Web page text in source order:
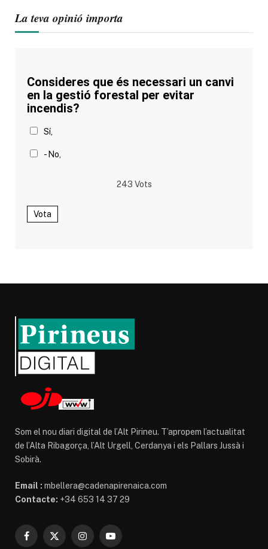
La teva opinió importa
Consideres que és necessari un canvi
en la gestió forestal per evitar
incendis?
Sí,
- No,
243 Vots
Vota
Som el nou diari digital de l’Alt Pirineu. T’apropem l’actualitat
de l’Alta Ribagorça, l’Alt Urgell, Cerdanya i els Pallars Jussà i
Sobirà.
Email : mbellera@cadenapirenaica.com
Contacte: +34 653 14 37 29
Facebook
X
InstagramYouTube